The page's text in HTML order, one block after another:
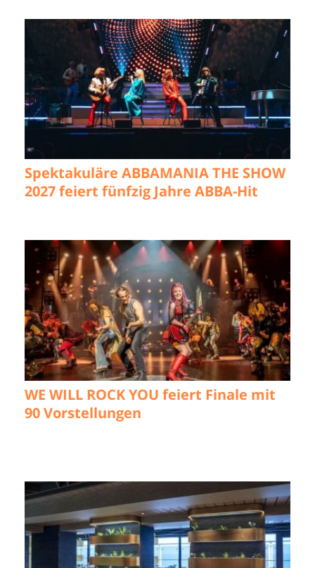
Spektakuläre ABBAMANIA THE SHOW
2027 feiert fünfzig Jahre ABBA-Hit
WE WILL ROCK YOU feiert Finale mit
90 Vorstellungen